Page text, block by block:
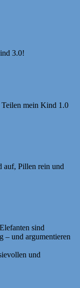
3.0!
mein Kind 1.0
Pillen rein und
sind
– und argumentieren
und